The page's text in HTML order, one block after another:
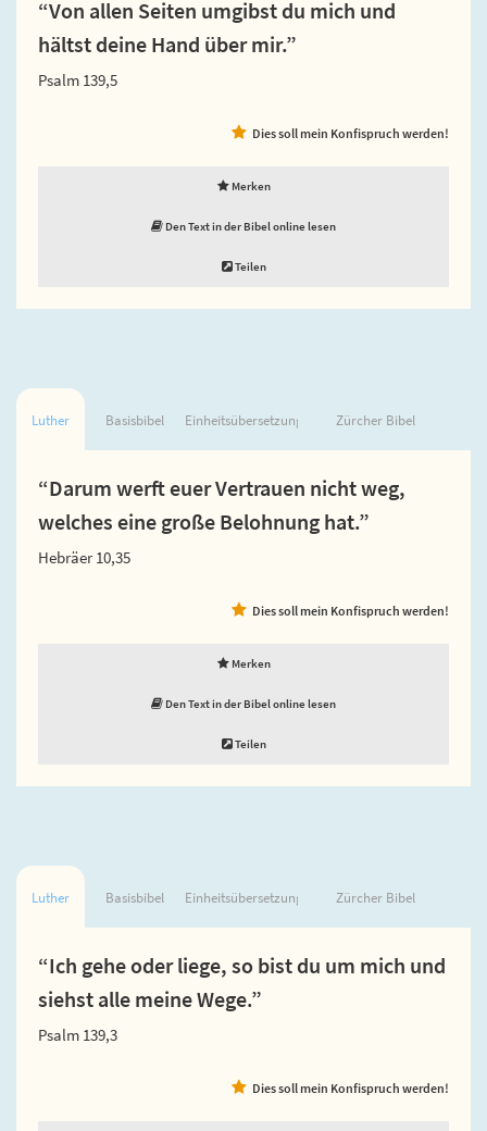
“Von allen Seiten umgibst du mich und
hältst deine Hand über mir.”
Psalm 139,5
Dies soll mein Konfispruch werden!
Merken
Den Text in der Bibel online lesen
Teilen
Luther Basisbibel Einheitsübersetzung Zürcher Bibel
“Darum werft euer Vertrauen nicht weg,
welches eine große Belohnung hat.”
Hebräer 10,35
Dies soll mein Konfispruch werden!
Merken
Den Text in der Bibel online lesen
Teilen
Luther Basisbibel Einheitsübersetzung Zürcher Bibel
“Ich gehe oder liege, so bist du um mich und
siehst alle meine Wege.”
Psalm 139,3
Dies soll mein Konfispruch werden!